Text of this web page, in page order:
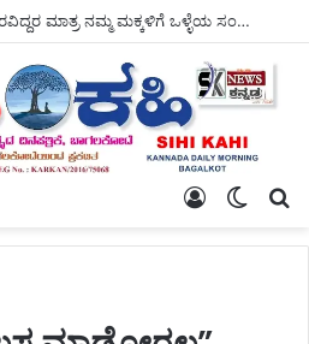
ನಾವು ದುಷ್ಟ ಚಟಗಳಿಂದ ದೂರವಿದ್ದರ ಮಾತ್ರ ನಮ್ಮ ಮಕ್ಕಳಿಗೆ ಒಳ್ಳೆಯ ಸಂಸ್ಕಾರ ಕೊಡಲು – ಸಾಧ್ಯ ಆರ್.ಎಸ್ ಗಂಗನಹಳ್ಳಿ.
Switch
Log